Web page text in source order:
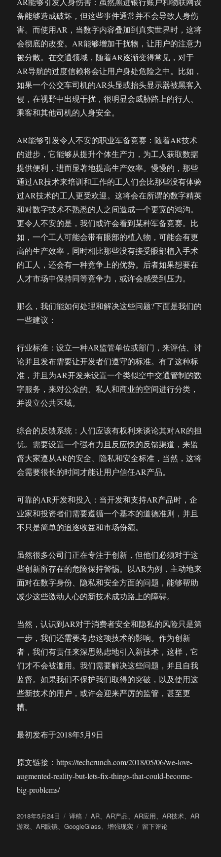
备能够造成破坏，但这些事件通常并不会导致人身伤
害。而使用AR，当数字内容叠加到真实世界时，这将
会彻底的改变。AR能够增加干扰物，让用户的注意力
被分散。在交通领域，随着AR逐渐变得常见，对于
AR导航的过度信赖将会让用户身处危险之中。比如，
如果一个公交车司机的AR头显或抬头显示器被黑客入
侵，在视野中出现干扰，很明显会威胁路上的行人、
乘客和其他司机的人身安全。
AR能够引发令人不安的职业军备竞赛：随着AR技术
的进步，它能够从提升个体生产力，为工人获取数据
提供便利，进而显著地提高生产效率。慢慢的，那些
通过AR技术来培训和工作的工人们会比那些没有体验
过AR技术的工人更受欢迎。这将会在所谓的数字精英
和对数字技术不熟悉的人之间造成一个更宽的鸿沟。
更令人不安的是，我们或许会看到某种军备竞赛。比
如，一个工人可能会带有眼部的植入物，可能会有更
高的生产效率，同时相比那些没有接受眼部植入手术
的工人，还会有一种竞争上的优势。后者如果想要在
人才市场中保持同等竞争力，或许会感受到压力。
那么，我们能如何处理和解决这些问题?下面是我们的
一些建议：
行业标准：设立一种AR监管单位或部门，来评估、讨
论并且发布需要让开发者们遵守的标准。有了这种标
准，并且为AR开发来设置一个类似空中交通管制的数
字服务，来对公众的、私人和商业的空间进行分类，
并设立公共区域。
综合的反馈系统：人们应该有权利来谈论其对AR的担
忧。需要设置一个强有力且反应快的反馈渠道，来监
督大家遵从AR的安全、隐私和安全标准，当然，这将
会需要很长的时间才能让用户信任AR产品。
可靠的AR开发和投入：当开发和支持AR产品时，企
业家和投资者们需要遵循一个基本的道德准则，并且
不只是简单的追逐收益和市场份额。
虽然很多公司门正在专注于创新，但他们必须对于这
些创新所存在的危险保持警惕。以AR为例，主动地来
面对在数字身份、隐私和安全方面的问题，能够帮助
减少这些激动人心的新技术成功路上的障碍。
当然，认识到AR对于消费者安全和隐私的风险只是第
一步，我们还需要考虑这项技术的影响。作为创新
者，我们有责任来深思熟虑地引入新技术，这样，它
们才不会被滥用。我们需要解决这些问题，并且自我
监督。如果我们不保护我们取得的突破，以及使用这
些新技术的用户，或许会迎来严厉的监管，甚至更
糟。
最初发布于2018年5月9日
原文链接：https://techcrunch.com/2018/05/06/we-love-
augmented-reality-but-lets-fix-things-that-could-become-
big-problems/
发
布
2018年5月24日
分
类
译稿
标
签
AR、AR产品、AR应用、AR技术、AR
游戏、AR眼镜、GoogleGlass、增强现实
于
留下评论